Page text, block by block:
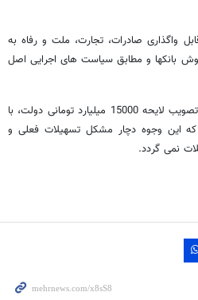
واگذاری صادرات، تجارت، ملت و رفاه به
بانکها و مطابق سیاست های اجرایی اصل
4- پرداخت بدهی دولت به بانکها با تصویب لایحه 15000 میلیارد تومانی دولت، با
که این وجوه دچار مشکل تسهیلات فعلی و
نمی گردد.